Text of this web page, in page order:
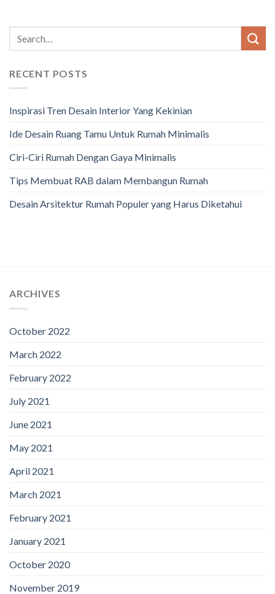
RECENT POSTS
Inspirasi Tren Desain Interior Yang Kekinian
Ide Desain Ruang Tamu Untuk Rumah Minimalis
Ciri-Ciri Rumah Dengan Gaya Minimalis
Tips Membuat RAB dalam Membangun Rumah
Desain Arsitektur Rumah Populer yang Harus Diketahui
ARCHIVES
October 2022
March 2022
February 2022
July 2021
June 2021
May 2021
April 2021
March 2021
February 2021
January 2021
October 2020
November 2019